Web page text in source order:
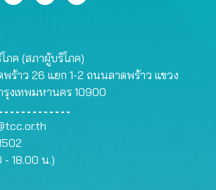
ภค (สภาผู้บริโภค)
พร้าว 26 แยก 1-2 ถนนลาดพร้าว แขวง
รุงเทพมหานคร 10900
- 18.00 น.)